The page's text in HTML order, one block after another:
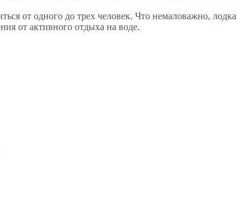
от одного до трех человек. Что немаловажно,
от активного отдыха на воде.